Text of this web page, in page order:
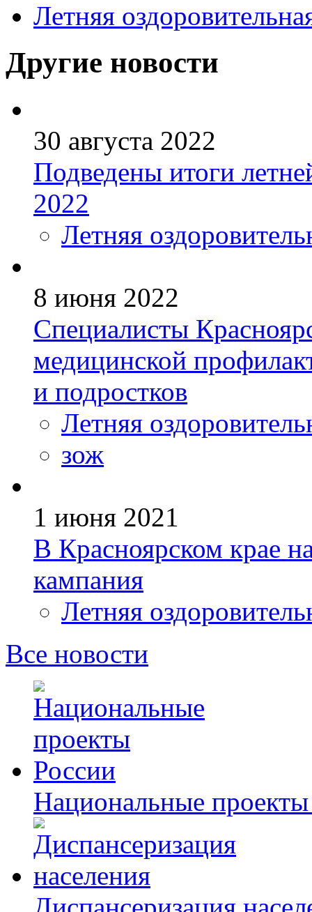
Летняя
Другие новости
30 августа 2022
Подведены итоги
2022
Летняя
8 июня 2022
Специалисты
медицинской
и подростков
Летняя
зож
1 июня 2021
В Красноярском крае
кампания
Летняя
Все новости
Национальные